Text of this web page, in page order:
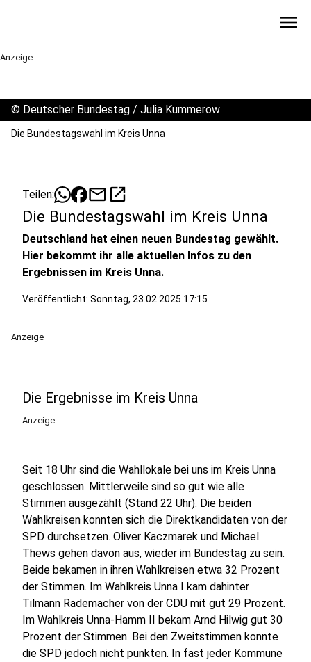
menu
Anzeige
© Deutscher Bundestag / Julia Kummerow
Die Bundestagswahl im Kreis Unna
Teilen: mailopen_in_new
Die Bundestagswahl im Kreis Unna
Deutschland hat einen neuen Bundestag gewählt.
Hier bekommt ihr alle aktuellen Infos zu den
Ergebnissen im Kreis Unna.
Veröffentlicht: Sonntag, 23.02.2025 17:15
Anzeige
Die Ergebnisse im Kreis Unna
Anzeige
Seit 18 Uhr sind die Wahllokale bei uns im Kreis Unna
geschlossen. Mittlerweile sind so gut wie alle
Stimmen ausgezählt (Stand 22 Uhr). Die beiden
Wahlkreisen konnten sich die Direktkandidaten von der
SPD durchsetzen. Oliver Kaczmarek und Michael
Thews gehen davon aus, wieder im Bundestag zu sein.
Beide bekamen in ihren Wahlkreisen etwa 32 Prozent
der Stimmen. Im Wahlkreis Unna I kam dahinter
Tilmann Rademacher von der CDU mit gut 29 Prozent.
Im Wahlkreis Unna-Hamm II bekam Arnd Hilwig gut 30
Prozent der Stimmen. Bei den Zweitstimmen konnte
die SPD jedoch nicht punkten. In fast jeder Kommune